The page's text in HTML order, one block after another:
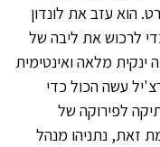
הוא עזב את לונדון
לרכוש את ליבה של
מלאה ואינטימית
עשה הכול כדי
לפירוקה של
זאת, נתניהו מנהל